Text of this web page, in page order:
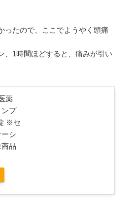
ったので、ここでようやく頭痛
、1時間ほどすると、痛みが引い
薬
プ
※セ
シ
品